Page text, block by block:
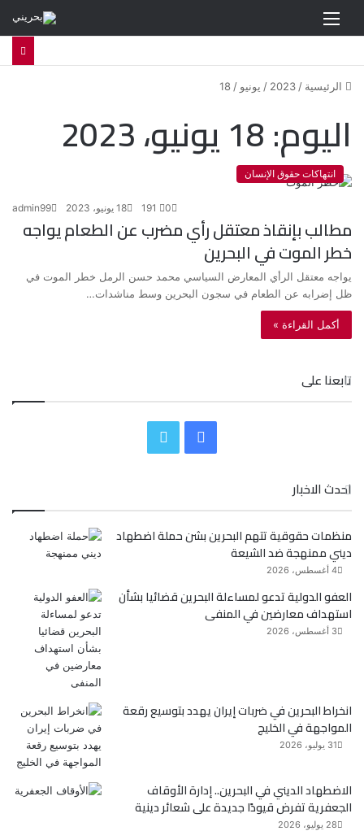
الرئيسية /
2023
/ يونيو /
18
اليوم:18 يونيو، 2023
انتهاكات حقوق الإنسان
admin99 18 يونيو، 2023 0
مطالب بإنقاذ معتقل رأي مضرب عن الطعام يواجه
خطر الموت في البحرين
يواجه معتقل الرأي المعارض السياسي محمد حسن الرمل خطر الموت في
ظل إضرابه عن الطعام في سجون البحرين وسط مناشدات…
أكمل القراءة »
تابعنا على
ب
ك
ت
احدث الاخبار
منظمات حقوقية تتهم البحرين بشن حملة اضطهاد
ديني ممنهجة ضد الشيعة
4 أغسطس، 2026
العفو الدولية تدعو لمساءلة البحرين قضائيا بشأن
استهداف معارضين في المنفى
3 أغسطس، 2026
انخراط البحرين في ضربات إيران يهدد بتوسيع رقعة
المواجهة في الخليج
31 يوليو، 2026
الاضطهاد الديني في البحرين.. إدارة الأوقاف
الجعفرية تفرض قيودًا جديدة على شعائر دينية
28 يوليو، 2026